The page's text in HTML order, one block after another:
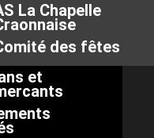
La Chapelle
des fêtes
et